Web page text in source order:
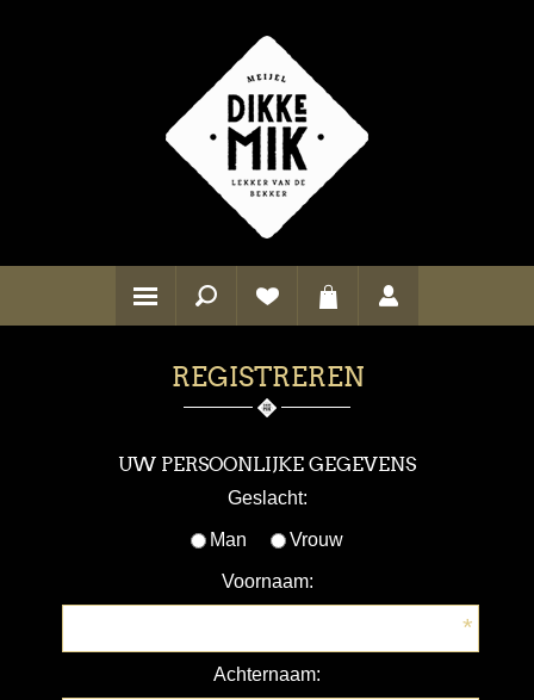
REGISTREREN
UW PERSOONLIJKE GEGEVENS
Geslacht:
Man Vrouw
Voornaam:
*
Achternaam: